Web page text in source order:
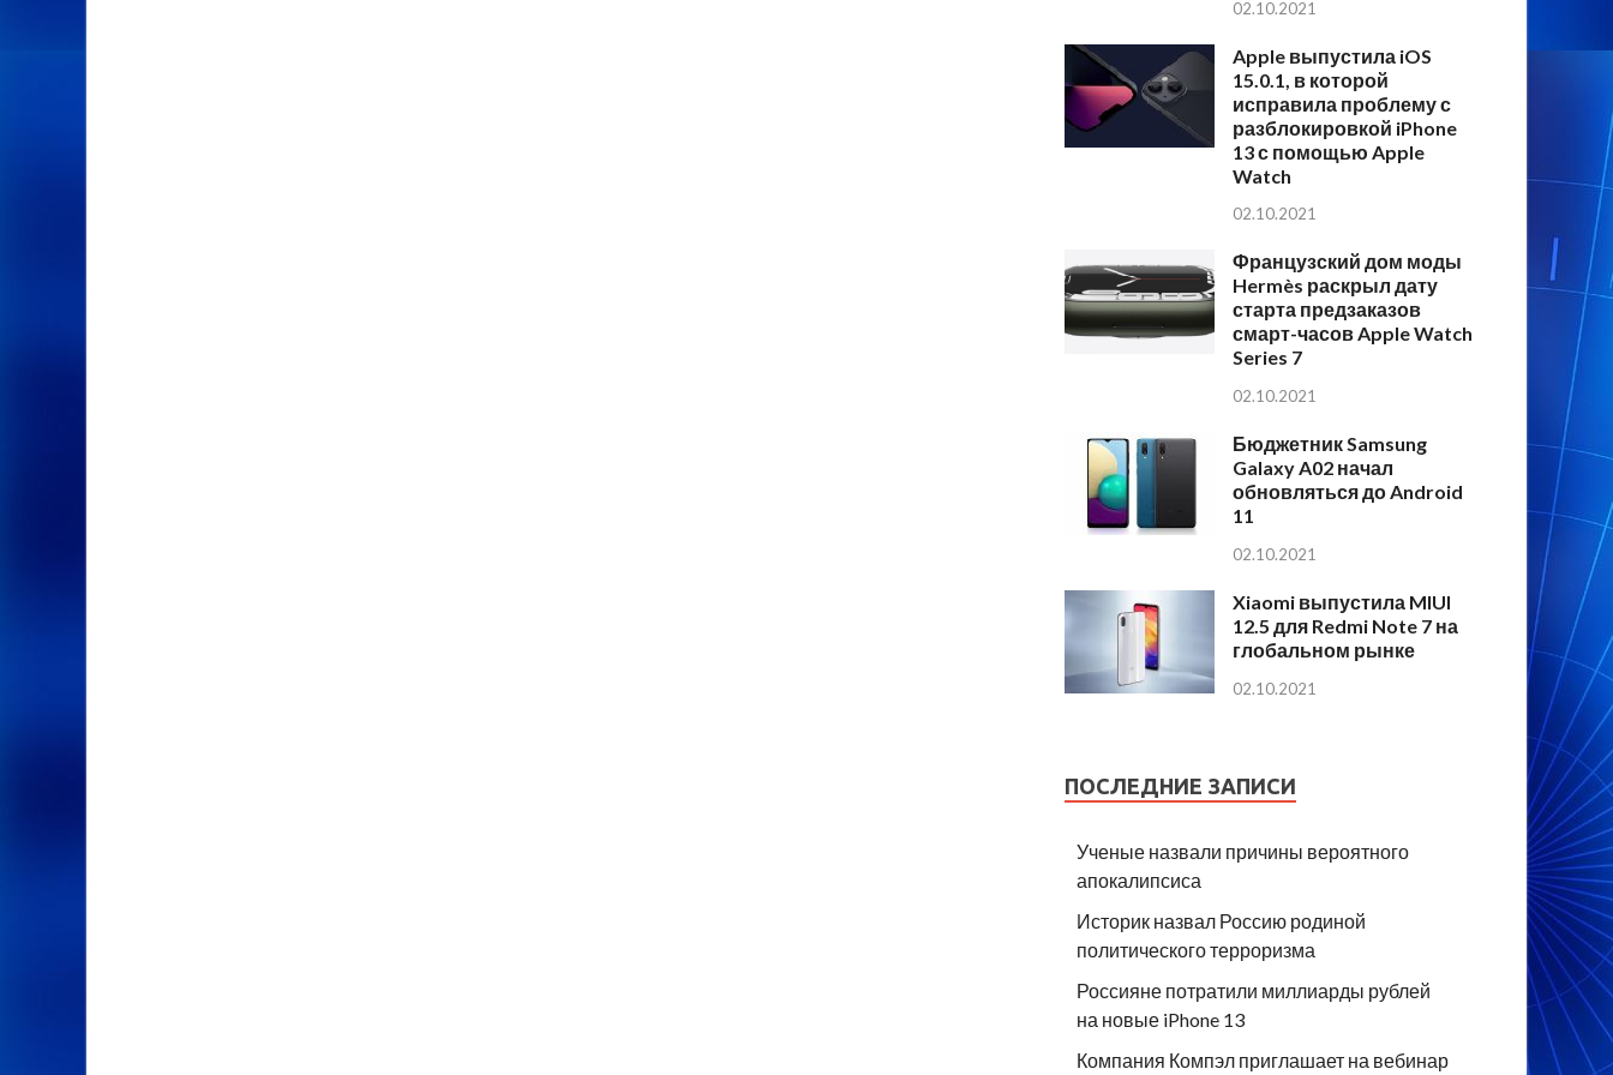
02.10.2021
Apple выпустила iOS
15.0.1, в которой
исправила проблему с
разблокировкой iPhone
13 с помощью Apple
Watch
02.10.2021
Французский дом моды
Hermès раскрыл дату
старта предзаказов
смарт-часов Apple Watch
Series 7
02.10.2021
Бюджетник Samsung
Galaxy A02 начал
обновляться до Android
11
02.10.2021
Xiaomi выпустила MIUI
12.5 для Redmi Note 7 на
глобальном рынке
02.10.2021
ПОСЛЕДНИЕ ЗАПИСИ
Ученые назвали причины вероятного
апокалипсиса
Историк назвал Россию родиной
политического терроризма
Россияне потратили миллиарды рублей
на новые iPhone 13
Компания Компэл приглашает на вебинар